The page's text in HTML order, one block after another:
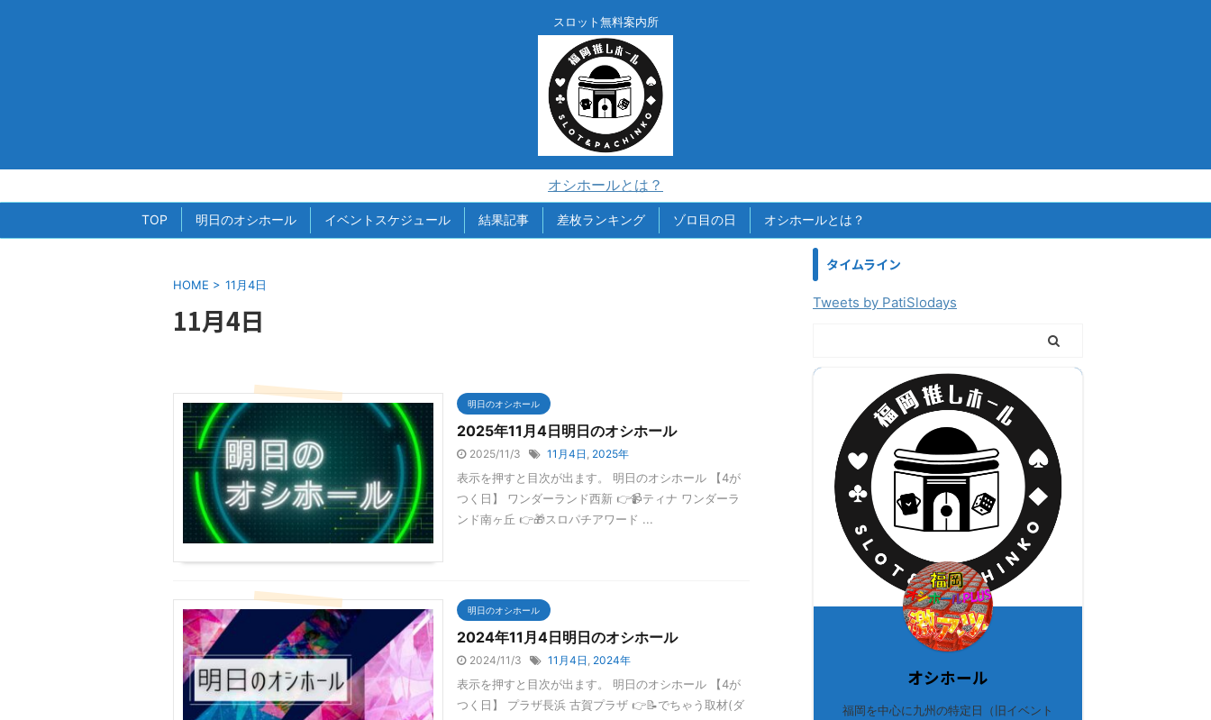
スロット無料案内所
オシホールとは？
TOP 明日のオシホール イベントスケジュール 結果記事 差枚ランキング ゾロ目の日 オシホールとは？
HOME > 11月4日
11月4日
明日のオシホール
2025年11月4日明日のオシホール
2025/11/3 11月4日 2025年
表示を押すと目次が出ます。 明日のオシホール 【4が
つく日】 ワンダーランド西新 👉📹ティナ ワンダーラ
ンド南ヶ丘 👉🎁スロパチアワード ...
明日のオシホール
2024年11月4日明日のオシホール
2024/11/3 11月4日 , 2024年
表示を押すと目次が出ます。 明日のオシホール 【4が
つく日】 プラザ長浜 古賀プラザ 👉📝でちゃう取材(ダ
タイムライン
Tweets by PatiSlodays
オシホール
福岡を中心に九州の特定日（旧イベント